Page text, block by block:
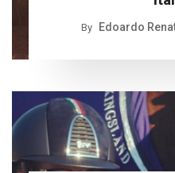
By Edoardo